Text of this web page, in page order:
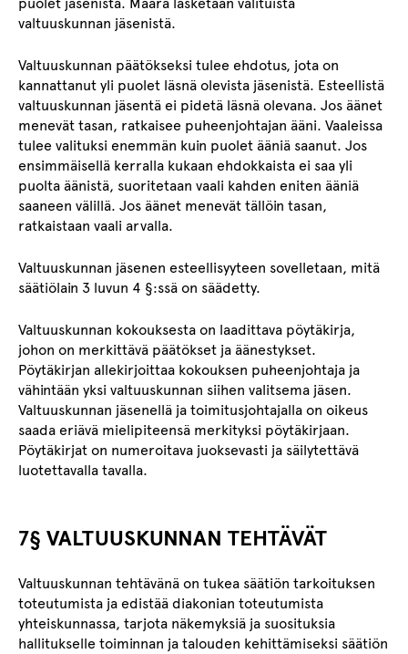
valtuuskunnan jäsenistä.
Valtuuskunnan päätökseksi tulee ehdotus, jota on
kannattanut yli puolet läsnä olevista jäsenistä. Esteellistä
valtuuskunnan jäsentä ei pidetä läsnä olevana. Jos äänet
menevät tasan, ratkaisee puheenjohtajan ääni. Vaaleissa
tulee valituksi enemmän kuin puolet ääniä saanut. Jos
ensimmäisellä kerralla kukaan ehdokkaista ei saa yli
puolta äänistä, suoritetaan vaali kahden eniten ääniä
saaneen välillä. Jos äänet menevät tällöin tasan,
ratkaistaan vaali arvalla.
Valtuuskunnan jäsenen esteellisyyteen sovelletaan, mitä
säätiölain 3 luvun 4 §:ssä on säädetty.
Valtuuskunnan kokouksesta on laadittava pöytäkirja,
johon on merkittävä päätökset ja äänestykset.
Pöytäkirjan allekirjoittaa kokouksen puheenjohtaja ja
vähintään yksi valtuuskunnan siihen valitsema jäsen.
Valtuuskunnan jäsenellä ja toimitusjohtajalla on oikeus
saada eriävä mielipiteensä merkityksi pöytäkirjaan.
Pöytäkirjat on numeroitava juoksevasti ja säilytettävä
luotettavalla tavalla.
7§ VALTUUSKUNNAN TEHTÄVÄT
Valtuuskunnan tehtävänä on tukea säätiön tarkoituksen
toteutumista ja edistää diakonian toteutumista
yhteiskunnassa, tarjota näkemyksiä ja suosituksia
hallitukselle toiminnan ja talouden kehittämiseksi säätiön